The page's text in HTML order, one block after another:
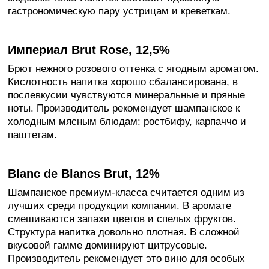
гастрономическую пару устрицам и креветкам.
Империал Brut Rose, 12,5%
Брют нежного розового оттенка с ягодным ароматом.
Кислотность напитка хорошо сбалансирована, в
послевкусии чувствуются минеральные и пряные
ноты. Производитель рекомендует шампанское к
холодным мясным блюдам: ростбифу, карпаччо и
паштетам.
Blanc de Blancs Brut, 12%
Шампанское премиум-класса считается одним из
лучших среди продукции компании. В аромате
смешиваются запахи цветов и спелых фруктов.
Структура напитка довольно плотная. В сложной
вкусовой гамме доминируют цитрусовые.
Производитель рекомендует это вино для особых